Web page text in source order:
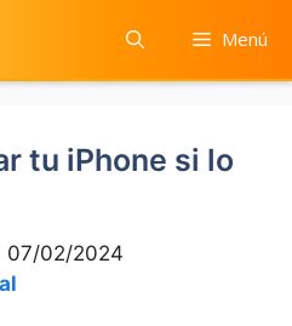
Menú
tu iPhone si lo
07/02/2024